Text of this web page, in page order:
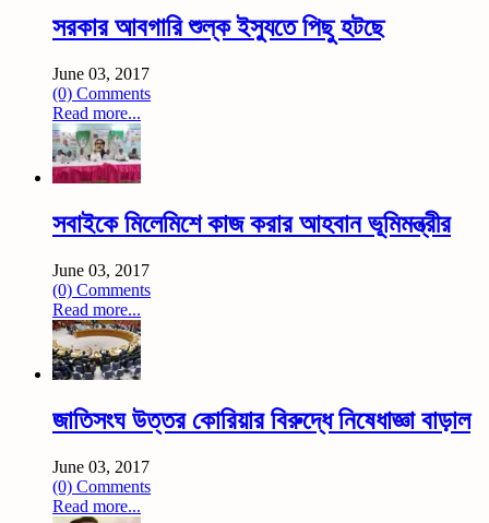
সরকার আবগারি শুল্ক ইস্যুতে পিছু হটছে
June 03, 2017
(0) Comments
Read more...
সবাইকে মিলেমিশে কাজ করার আহবান ভূমিমন্ত্রীর
June 03, 2017
(0) Comments
Read more...
জাতিসংঘ উত্তর কোরিয়ার বিরুদ্ধে নিষেধাজ্ঞা বাড়াল
June 03, 2017
(0) Comments
Read more...